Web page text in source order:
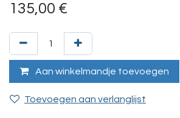
135,00 €
Aan winkelmandje toevoegen
Toevoegen aan verlanglijst